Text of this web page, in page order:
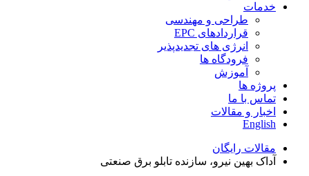
خدمات
طراحی و مهندسی
قراردادهای EPC
انرژی های تجدیدپذیر
فرودگاه ها
آموزش
پروژه ها
تماس با ما
اخبار و مقالات
English
مقالات رایگان
آداک بهین نیرو، سازنده تابلو برق صنعتی